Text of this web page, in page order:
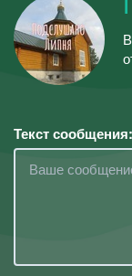
Текст сообщения: